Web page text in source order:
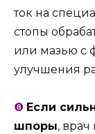
ток на
стопы
или мазью с
улучшения
❽ Если
шпоры,